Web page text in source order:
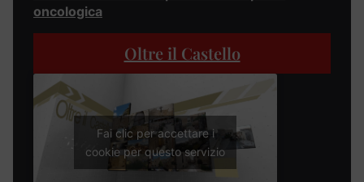
oncologica
Oltre il Castello
Fai clic per accettare i
cookie per questo servizio